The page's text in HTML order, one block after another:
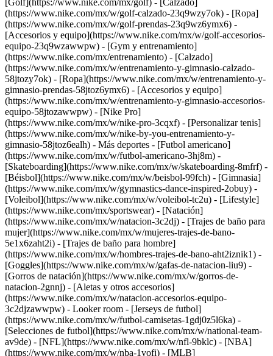
[Golf](https://www.nike.com/mx/golf) - [Calzado]
(https://www.nike.com/mx/w/golf-calzado-23q9wzy7ok) - [Ropa]
(https://www.nike.com/mx/w/golf-prendas-23q9wz6ymx6) -
[Accesorios y equipo](https://www.nike.com/mx/w/golf-accesorios-
equipo-23q9wzawwpw) - [Gym y entrenamiento]
(https://www.nike.com/mx/entrenamiento) - [Calzado]
(https://www.nike.com/mx/w/entrenamiento-y-gimnasio-calzado-
58jtozy7ok) - [Ropa](https://www.nike.com/mx/w/entrenamiento-y-
gimnasio-prendas-58jtoz6ymx6) - [Accesorios y equipo]
(https://www.nike.com/mx/w/entrenamiento-y-gimnasio-accesorios-
equipo-58jtozawwpw) - [Nike Pro]
(https://www.nike.com/mx/w/nike-pro-3cqxf) - [Personalizar tenis]
(https://www.nike.com/mx/w/nike-by-you-entrenamiento-y-
gimnasio-58jtoz6ealh) - Más deportes - [Futbol americano]
(https://www.nike.com/mx/w/futbol-americano-3hj8m) -
[Skateboarding](https://www.nike.com/mx/w/skateboarding-8mfrf) -
[Béisbol](https://www.nike.com/mx/w/beisbol-99fch) - [Gimnasia]
(https://www.nike.com/mx/w/gymnastics-dance-inspired-2obuy) -
[Voleibol](https://www.nike.com/mx/w/voleibol-tc2u) - [Lifestyle]
(https://www.nike.com/mx/sportswear) - [Natación]
(https://www.nike.com/mx/w/natacion-3c2dj) - [Trajes de baño para
mujer](https://www.nike.com/mx/w/mujeres-trajes-de-bano-
5e1x6zaht2i) - [Trajes de baño para hombre]
(https://www.nike.com/mx/w/hombres-trajes-de-bano-aht2iznik1) -
[Goggles](https://www.nike.com/mx/w/gafas-de-natacion-liu9) -
[Gorros de natación](https://www.nike.com/mx/w/gorros-de-
natacion-2gnnj) - [Aletas y otros accesorios]
(https://www.nike.com/mx/w/natacion-accesorios-equipo-
3c2djzawwpw) - Looker room - [Jerseys de futbol]
(https://www.nike.com/mx/w/futbol-camisetas-1gdj0z5l6ka) -
[Selecciones de futbol](https://www.nike.com/mx/w/national-team-
av9de) - [NFL](https://www.nike.com/mx/w/nfl-9bklc) - [NBA]
(https://www.nike.com/mx/w/nba-1vofi) - [MLB]